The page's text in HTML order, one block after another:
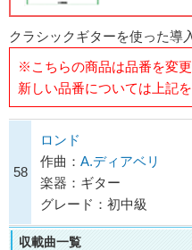
クラシックギターを使った導
※こちらの商品は品番を変更
新しい品番については上記を
58
ロンド
作曲： A.ディアベリ
楽器：ギター
グレード：初中級
収載曲一覧